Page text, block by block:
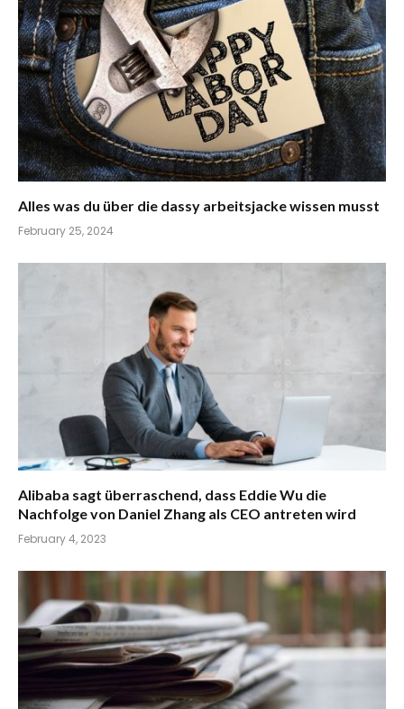
Alles was du über die dassy arbeitsjacke wissen musst
February 25, 2024
Alibaba sagt überraschend, dass Eddie Wu die
Nachfolge von Daniel Zhang als CEO antreten wird
February 4, 2023